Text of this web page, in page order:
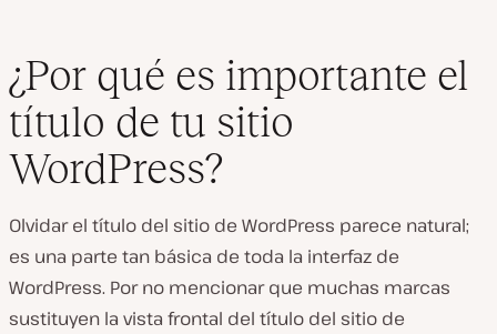
¿Por qué es importante el
título de tu sitio
WordPress?
Olvidar el título del sitio de WordPress parece natural;
es una parte tan básica de toda la interfaz de
WordPress. Por no mencionar que muchas marcas
sustituyen la vista frontal del título del sitio de